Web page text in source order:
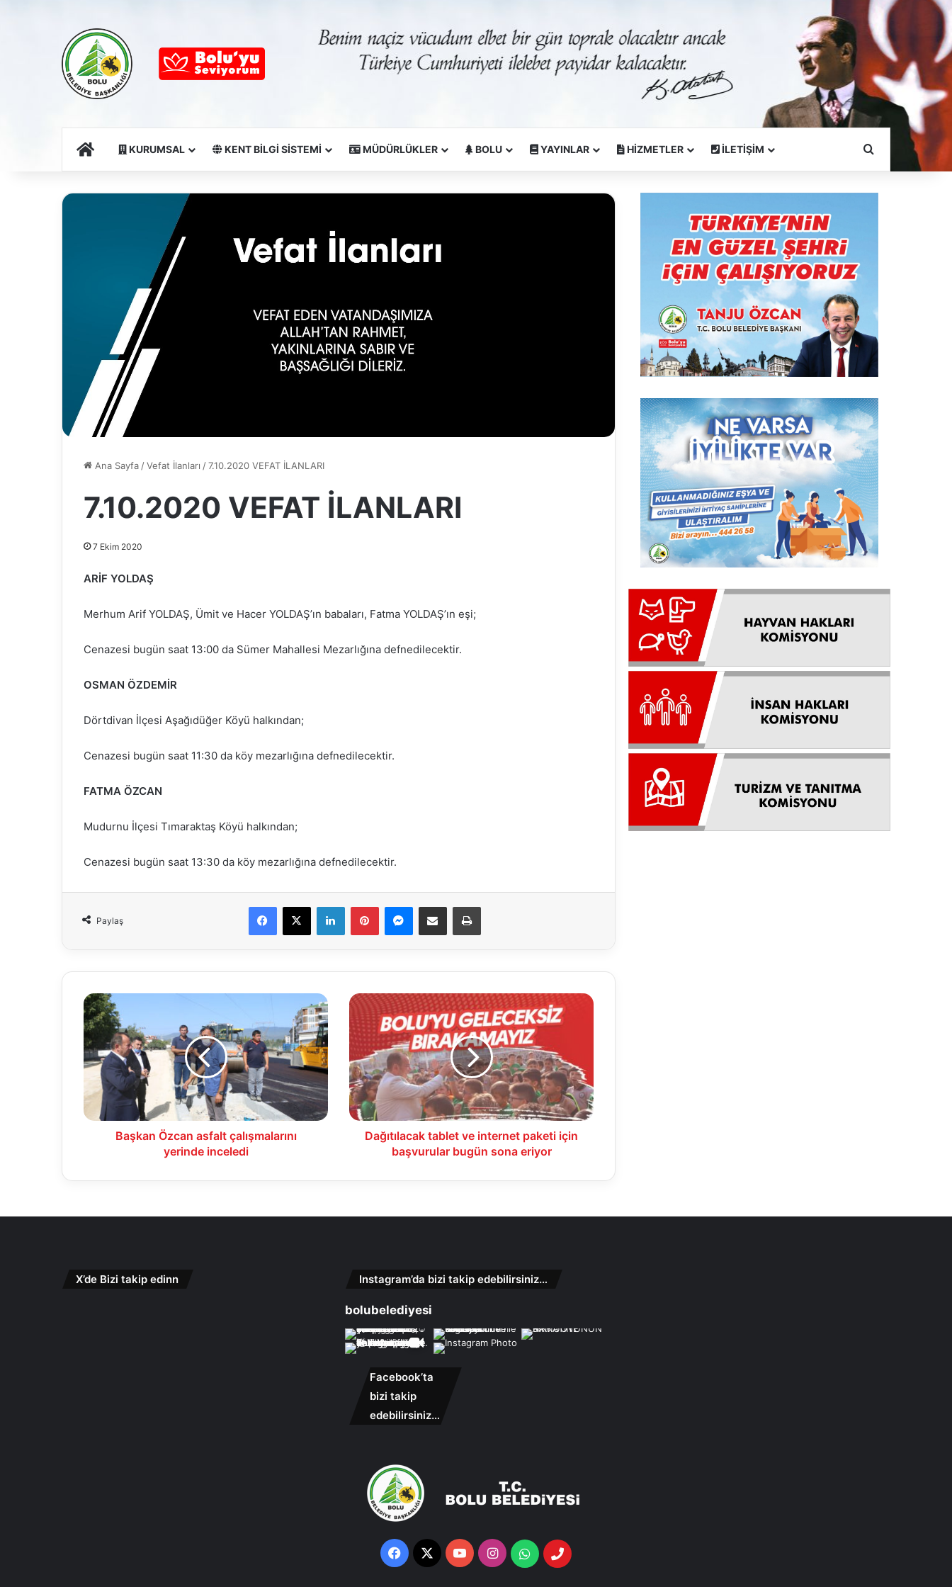
Ana SayfaKURUMSAL KENT BİLGİ SİSTEMİ MÜDÜRLÜKLER BOLU YAYINLAR HİZMETLER İLETİŞİM Arama Yapın
Ana Sayfa/Vefat İlanları /7.10.2020 VEFAT İLANLARI
7.10.2020 VEFAT İLANLARI
7 Ekim 2020
ARİF YOLDAŞ
Merhum Arif YOLDAŞ, Ümit ve Hacer YOLDAŞ’ın babaları, Fatma YOLDAŞ’ın eşi;
Cenazesi bugün saat 13:00 da Sümer Mahallesi Mezarlığına defnedilecektir.
OSMAN ÖZDEMİR
Dörtdivan İlçesi Aşağıdüğer Köyü halkından;
Cenazesi bugün saat 11:30 da köy mezarlığına defnedilecektir.
FATMA ÖZCAN
Mudurnu İlçesi Tımaraktaş Köyü halkından;
Cenazesi bugün saat 13:30 da köy mezarlığına defnedilecektir.
Paylaş
Facebook
X LinkedInPinterestMessenger
E-Mail ile paylaş Yazdır
Başkan
Özcan
asfalt
çalışmalarını
yerinde
inceledi
Başkan Özcan asfalt çalışmalarını
yerinde inceledi
Dağıtılacak
tablet
ve
internet
paketi
için
başvurular
bugün
sona
eriyorDağıtılacak tablet ve internet paketi için
başvurular bugün sona eriyor
X’de Bizi takip edinn Instagram’da bizi takip edebilirsiniz…
bolubelediyesi
Facebook’ta
bizi takip
edebilirsiniz…
Facebook
X YouTubeInstagramWhatsappTelefon